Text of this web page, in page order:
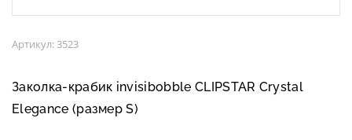
Артикул: 3523
Заколка-крабик invisibobble CLIPSTAR Crystal
Elegance (размер S)